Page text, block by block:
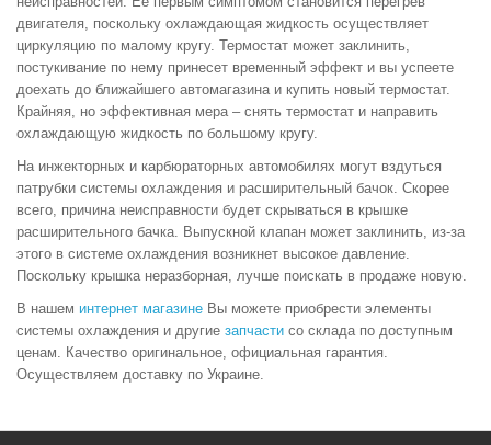
двигателя, поскольку охлаждающая жидкость осуществляет
циркуляцию по малому кругу. Термостат может заклинить,
постукивание по нему принесет временный эффект и вы успеете
доехать до ближайшего автомагазина и купить новый термостат.
Крайняя, но эффективная мера – снять термостат и направить
охлаждающую жидкость по большому кругу.
На инжекторных и карбюраторных автомобилях могут вздуться
патрубки системы охлаждения и расширительный бачок. Скорее
всего, причина неисправности будет скрываться в крышке
расширительного бачка. Выпускной клапан может заклинить, из-за
этого в системе охлаждения возникнет высокое давление.
Поскольку крышка неразборная, лучше поискать в продаже новую.
В нашем интернет магазине Вы можете приобрести элементы
системы охлаждения и другие запчасти со склада по доступным
ценам. Качество оригинальное, официальная гарантия.
Осуществляем доставку по Украине.